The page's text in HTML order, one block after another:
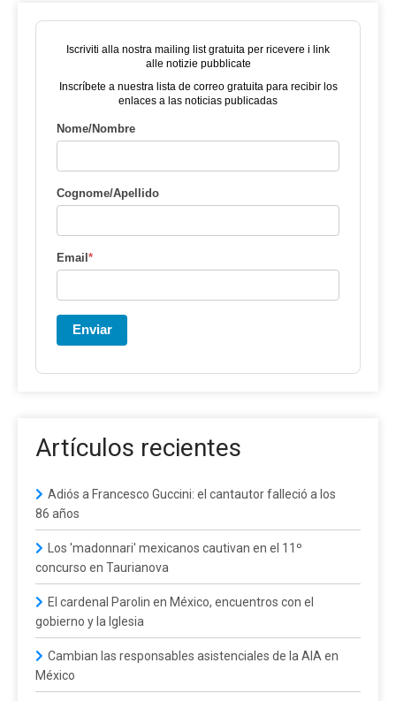
Iscriviti alla nostra mailing list gratuita per ricevere i link
alle notizie pubblicate
Inscríbete a nuestra lista de correo gratuita para recibir los
enlaces a las noticias publicadas
Nome/Nombre
Cognome/Apellido
Email*
Enviar
Artículos recientes
Adiós a Francesco Guccini: el cantautor falleció a los
86 años
Los 'madonnari' mexicanos cautivan en el 11º
concurso en Taurianova
El cardenal Parolin en México, encuentros con el
gobierno y la Iglesia
Cambian las responsables asistenciales de la AIA en
México